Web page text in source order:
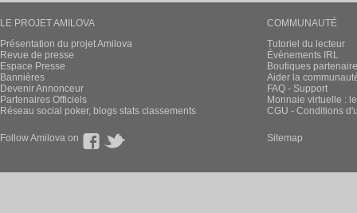
LE PROJET AMILOVA
Présentation du projet Amilova
Revue de presse
Espace Presse
Bannières
Devenir Annonceur
Partenaires Officiels
Réseau social poker, blogs stats classements
COMMUNAUTÉ
Tutoriel du lecteur
Évènements IRL
Boutiques
Aider la
FAQ - Support
Monnaie virtuelle :
CGU - Conditions
Follow Amilova on Sitemap